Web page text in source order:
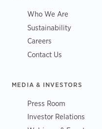
Who We Are
Sustainability
Careers
Contact Us
MEDIA & INVESTORS
Press Room
Investor Relations